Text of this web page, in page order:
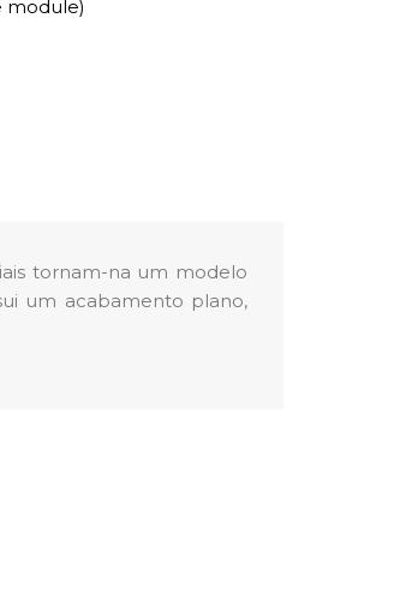
module)
tornam-na um modelo
um acabamento plano,